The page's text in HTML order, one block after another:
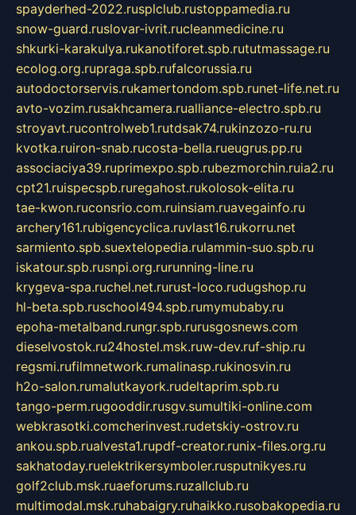
spayderhed-2022.rusplclub.rustoppamedia.ru
snow-guard.ruslovar-ivrit.rucleanmedicine.ru
shkurki-karakulya.rukanotiforet.spb.rututmassage.ru
ecolog.org.rupraga.spb.rufalcorussia.ru
autodoctorservis.rukamertondom.spb.runet-life.net.ru
avto-vozim.rusakhcamera.rualliance-electro.spb.ru
stroyavt.rucontrolweb1.rutdsak74.rukinzozo-ru.ru
kvotka.ruiron-snab.rucosta-bella.rueugrus.pp.ru
associaciya39.ruprimexpo.spb.rubezmorchin.ruia2.ru
cpt21.ruispecspb.ruregahost.rukolosok-elita.ru
tae-kwon.ruconsrio.com.ruinsiam.ruavegainfo.ru
archery161.rubigencyclica.ruvlast16.rukorru.net
sarmiento.spb.suextelopedia.rulammin-suo.spb.ru
iskatour.spb.rusnpi.org.rurunning-line.ru
krygeva-spa.ruchel.net.rurust-loco.rudugshop.ru
hl-beta.spb.ruschool494.spb.rumymubaby.ru
epoha-metalband.rungr.spb.rurusgosnews.com
dieselvostok.ru24hostel.msk.ruw-dev.ruf-ship.ru
regsmi.rufilmnetwork.rumalinasp.rukinosvin.ru
h2o-salon.rumalutkayork.rudeltaprim.spb.ru
tango-perm.rugooddir.rusgv.sumultiki-online.com
webkrasotki.comcherinvest.rudetskiy-ostrov.ru
ankou.spb.rualvesta1.rupdf-creator.runix-files.org.ru
sakhatoday.ruelektrikersymboler.rusputnikyes.ru
golf2club.msk.ruaeforums.ruzallclub.ru
multimodal.msk.ruhabaigry.ruhaikko.rusobakopedia.ru